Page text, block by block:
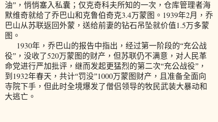
油”，悄悄塞入私囊；仅克奇科夫所知的一次，仓库管理者海
默维奇就给了乔巴山和克鲁伯奇克3.4万蒙图。 1939年2月，乔
巴山从苏联返回外蒙，送给前妻的钻石吊坠就价值1.5万多蒙
图。
1930年，乔巴山的报告中指出，经过第一阶段的“充公战
役”，没收了520万蒙图的财产，但苏联仍不满意，对人民革
命党进行严加批评，继而发起更猛烈的第二次“充公战役”，
到 1932年春天，共计“罚没”1000万蒙图财产，且准备全面向
寺院下手，但此时全境爆发了僧侣领导的牧民武装大暴动和
大逃亡。